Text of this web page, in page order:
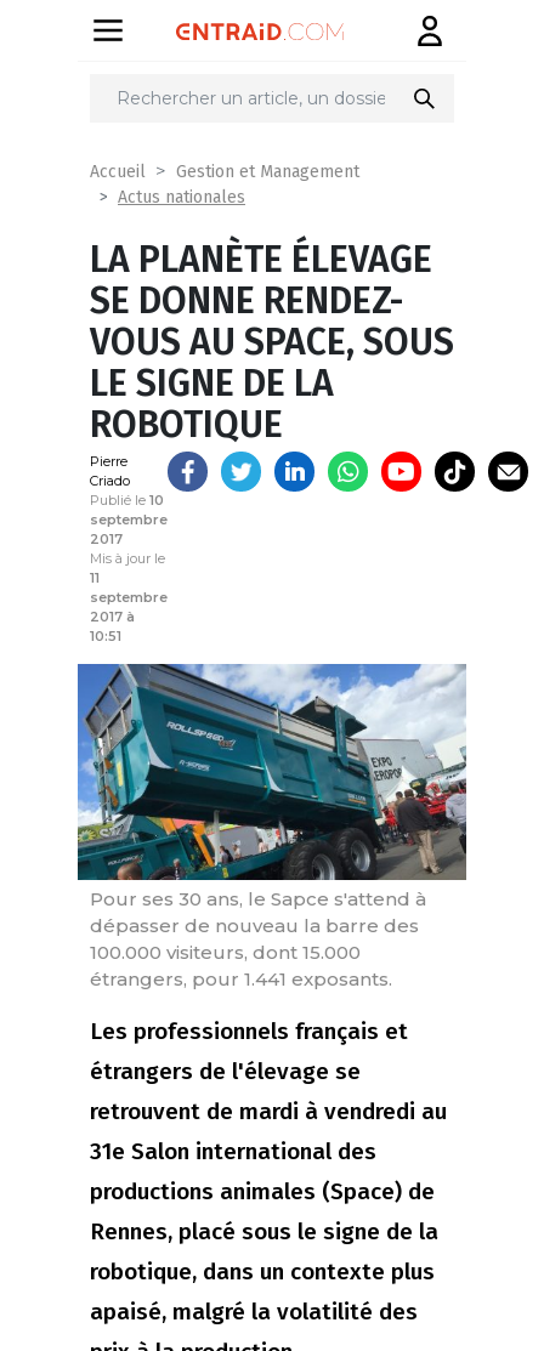
Partager
Accueil
Gestion et Management
Actus nationales
LA PLANÈTE ÉLEVAGE
SE DONNE RENDEZ-
VOUS AU SPACE, SOUS
LE SIGNE DE LA
ROBOTIQUE
Pierre
Criado
Publié le 10
septembre
2017
Mis à jour le
11
septembre
2017 à
10:51
Pour ses 30 ans, le Sapce s'attend à
dépasser de nouveau la barre des
100.000 visiteurs, dont 15.000
étrangers, pour 1.441 exposants.
Les professionnels français et
étrangers de l'élevage se
retrouvent de mardi à vendredi au
31e Salon international des
productions animales (Space) de
Rennes, placé sous le signe de la
robotique, dans un contexte plus
apaisé, malgré la volatilité des